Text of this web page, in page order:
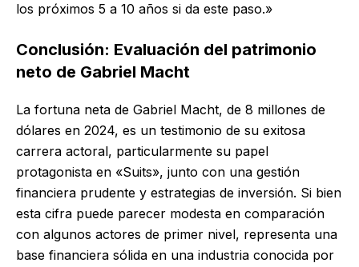
los próximos 5 a 10 años si da este paso.»
Conclusión: Evaluación del patrimonio
neto de Gabriel Macht
La fortuna neta de Gabriel Macht, de 8 millones de
dólares en 2024, es un testimonio de su exitosa
carrera actoral, particularmente su papel
protagonista en «Suits», junto con una gestión
financiera prudente y estrategias de inversión. Si bien
esta cifra puede parecer modesta en comparación
con algunos actores de primer nivel, representa una
base financiera sólida en una industria conocida por